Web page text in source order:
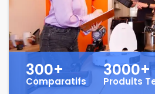
300+
Comparatifs
3000+
Produits